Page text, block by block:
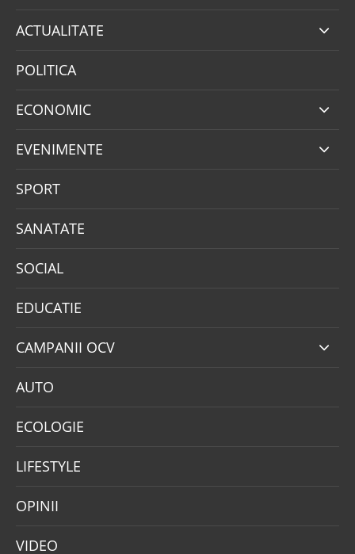
ACTUALITATE
POLITICA
ECONOMIC
EVENIMENTE
SPORT
SANATATE
SOCIAL
EDUCATIE
CAMPANII OCV
AUTO
ECOLOGIE
LIFESTYLE
OPINII
VIDEO